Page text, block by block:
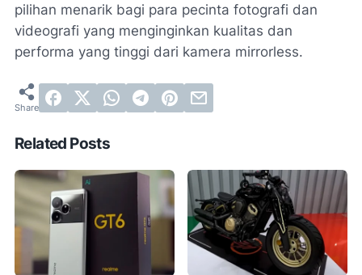
pilihan menarik bagi para pecinta fotografi dan
videografi yang menginginkan kualitas dan
performa yang tinggi dari kamera mirrorless.
Related Posts